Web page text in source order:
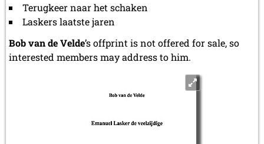
Terugkeer naar het schaken
Laskers laatste jaren
Bob van de Velde’s offprint is not offered for sale, so
interested members may address to him.